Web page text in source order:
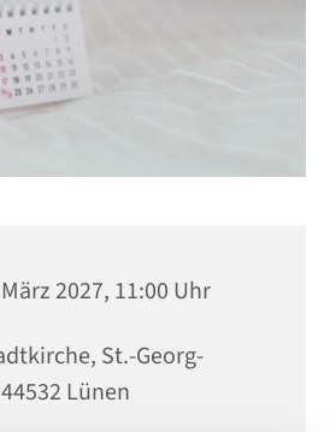
2027, 11:00 Uhr
St.-Georg-
Lünen